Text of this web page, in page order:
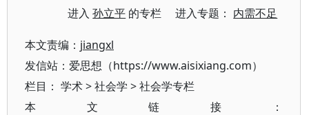
进入孙立平 的专栏 进入专题： 内需不足
本文责编： jiangxl
发信站：爱思想（https://www.aisixiang.com）
栏目： 学术>社会学 >社会学专栏
本文链接：